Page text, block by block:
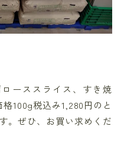
ーススライス、すき焼
100g税込み1,280円のと
。ぜひ、お買い求めくだ